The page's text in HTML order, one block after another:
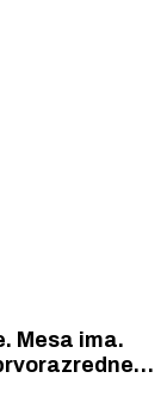
Mesa ima.